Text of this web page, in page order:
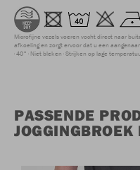
Microfijne vezels voeren vocht direct naar
afkoeling en zorgt ervoor dat u een
40° Niet bleken Strijken op lage
PASSENDE
JOGGINGBROEK